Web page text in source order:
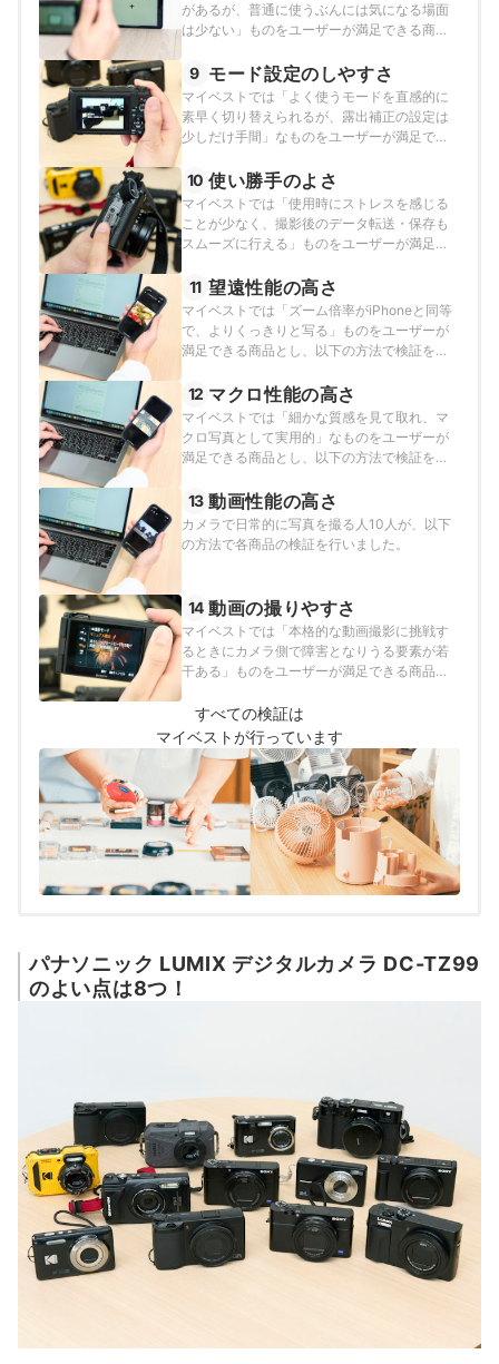
があるが、普通に使うぶんには気になる場面
は少ない」ものをユーザーが満足できる商品
撮影したときの広角側の補正段数が2段以上と
定めて以下の方法で検証を行いました。
9 モード設定のしやすさ
マイベストでは「よく使うモードを直感的に
素早く切り替えられるが、露出補正の設定は
少しだけ手間」なものをユーザーが満足でき
た。
10 使い勝手のよさ
マイベストでは「使用時にストレスを感じる
ことが少なく、撮影後のデータ転送・保存も
スムーズに行える」ものをユーザーが満足で
た。
11 望遠性能の高さ
マイベストでは「ズーム倍率がiPhoneと同等
で、よりくっきりと写る」ものをユーザーが
満足できる商品とし、以下の方法で検証を行
12 マクロ性能の高さ
マイベストでは「細かな質感を見て取れ、マ
クロ写真として実用的」なものをユーザーが
満足できる商品とし、以下の方法で検証を行
13 動画性能の高さ
カメラで日常的に写真を撮る人10人が、以下
の方法で各商品の検証を行いました。
14 動画の撮りやすさ
マイベストでは「本格的な動画撮影に挑戦す
るときにカメラ側で障害となりうる要素が若
干ある」ものをユーザーが満足できる商品と
すべての検証は
マイベストが行っています
パナソニック LUMIX デジタルカメラ DC-TZ99
のよい点は8つ！